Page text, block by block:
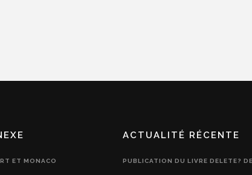
ET MONACO
ACTUALITÉ RÉCENTE
PUBLICATION DU LIVRE DELETE?